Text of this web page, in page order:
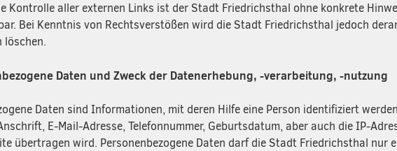
Kontrolle aller externen Links ist der Stadt Friedrichsthal ohne konkrete
Bei Kenntnis von Rechtsverstößen wird die Stadt Friedrichsthal jedoch
löschen.
Daten und Zweck der Datenerhebung, -verarbeitung, -nutzung
Daten sind Informationen, mit deren Hilfe eine Person identifiziert
E-Mail-Adresse, Telefonnummer, Geburtsdatum, aber auch die IP-
übertragen wird. Personenbezogene Daten darf die Stadt Friedrichsthal nur